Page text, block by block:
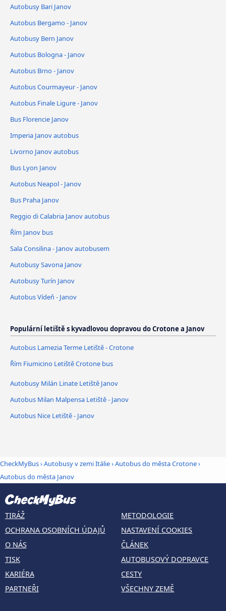
Autobusy Bari Janov
Autobus Bergamo - Janov
Autobusy Bern Janov
Autobus Bologna - Janov
Autobus Brno - Janov
Autobus Courmayeur - Janov
Autobus Finale Ligure - Janov
Bus Florencie Janov
Imperia Janov autobus
Livorno Janov autobus
Bus Lyon Janov
Autobus Neapol - Janov
Bus Praha Janov
Reggio di Calabria Janov autobus
Řím Janov bus
Sala Consilina - Janov autobusem
Autobusy Savona Janov
Autobusy Turín Janov
Autobus Vídeň - Janov
Populární letiště s kyvadlovou dopravou do Crotone a Janov
Autobus Lamezia Terme Letiště - Crotone
Řím Fiumicino Letiště Crotone bus
Autobusy Milán Linate Letiště Janov
Autobus Milan Malpensa Letiště - Janov
Autobus Nice Letiště - Janov
CheckMyBus›Autobusy v zemi Itálie›Autobus do města Crotone›
Autobus do města Janov
TIRÁŽ
OCHRANA OSOBNÍCH ÚDAJŮ
O NÁS
TISK
KARIÉRA
PARTNEŘI
METODOLOGIE
NASTAVENÍ COOKIES
ČLÁNEK
AUTOBUSOVÝ DOPRAVCE
CESTY
VŠECHNY ZEMĚ